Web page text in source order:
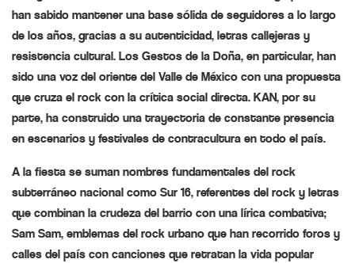
han sabido mantener una base sólida de seguidores a lo largo
de los años, gracias a su autenticidad, letras callejeras y
resistencia cultural. Los Gestos de la Doña, en particular, han
sido una voz del oriente del Valle de México con una propuesta
que cruza el rock con la crítica social directa. KAN, por su
parte, ha construido una trayectoria de constante presencia
en escenarios y festivales de contracultura en todo el país.
A la fiesta se suman nombres fundamentales del rock
subterráneo nacional como Sur 16, referentes del rock y letras
que combinan la crudeza del barrio con una lírica combativa;
Sam Sam, emblemas del rock urbano que han recorrido foros y
calles del país con canciones que retratan la vida popular